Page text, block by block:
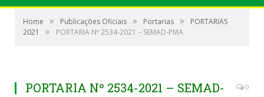
Home » Publicações Oficiais » Portarias »
PORTARIAS
2021
» PORTARIA Nº 2534-2021 – SEMAD-PMA
PORTARIA Nº 2534-2021 – SEMAD-
0